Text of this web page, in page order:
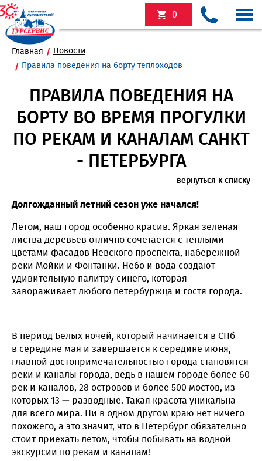
0
Главная
Новости
Правила поведения на борту теплоходов
ПРАВИЛА ПОВЕДЕНИЯ НА
БОРТУ ВО ВРЕМЯ ПРОГУЛКИ
ПО РЕКАМ И КАНАЛАМ САНКТ
- ПЕТЕРБУРГА
вернуться к списку
Долгожданный летний сезон уже начался!
Летом, наш город особенно красив. Яркая зеленая
листва деревьев отлично сочетается с теплыми
цветами фасадов Невского проспекта, набережной
реки Мойки и Фонтанки. Небо и вода создают
удивительную палитру синего, которая
завораживает любого петербуржца и гостя города.
В период Белых ночей, который начинается в СПб
в середине мая и завершается к середине июня,
главной достопримечательностью города становятся
реки и каналы города, ведь в нашем городе более 60
рек и каналов, 28 островов и более 500 мостов, из
которых 13 — разводные. Такая красота уникальна
для всего мира. Ни в одном другом краю нет ничего
похожего, а это значит, что в Петербург обязательно
стоит приехать летом, чтобы побывать на водной
экскурсии по рекам и каналам!